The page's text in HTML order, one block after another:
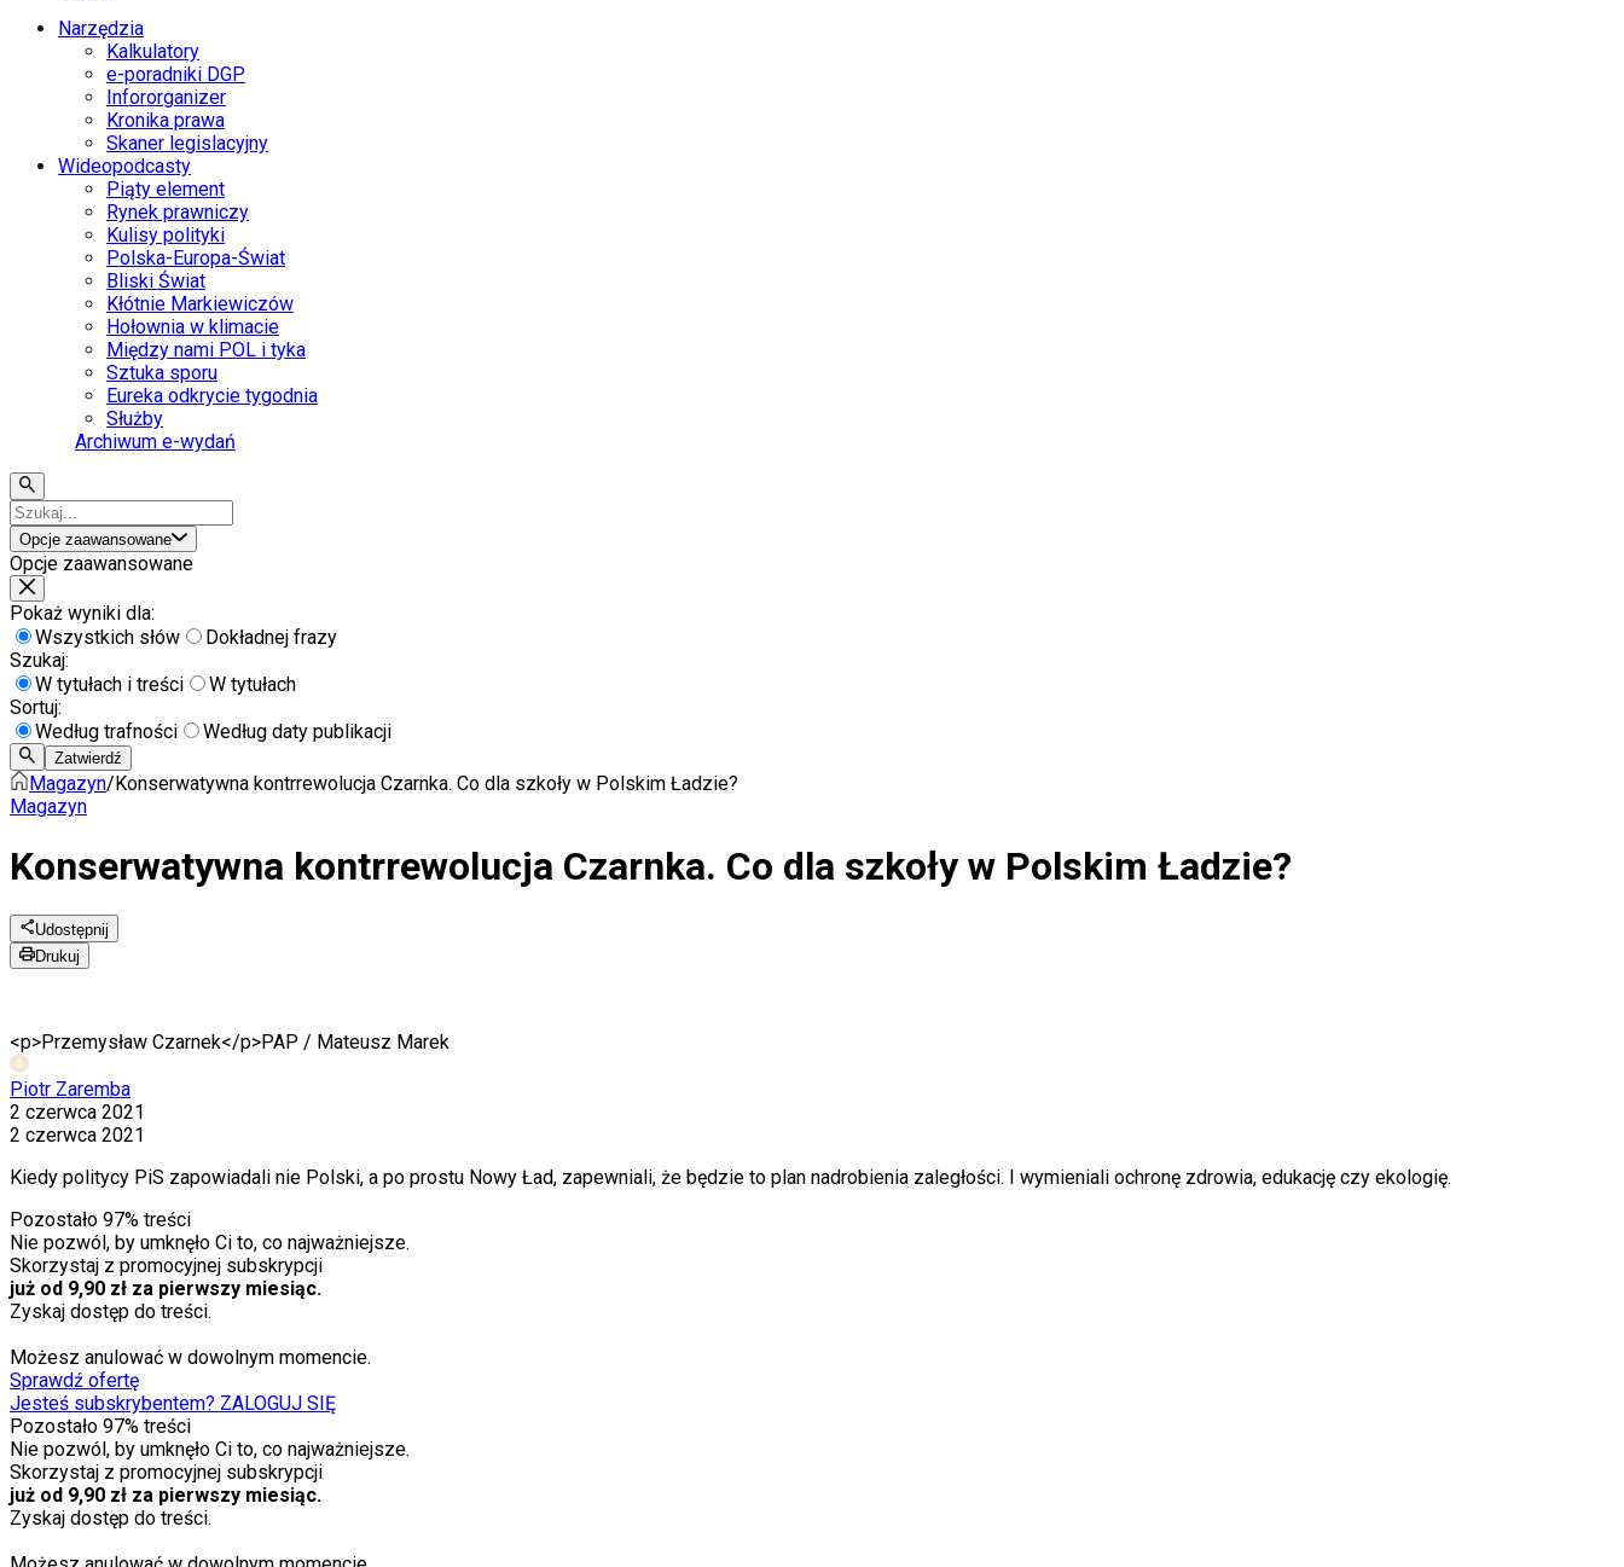
Narzędzia
Kalkulatory
e-poradniki DGP
Infororganizer
Kronika prawa
Skaner legislacyjny
Wideopodcasty
Piąty element
Rynek prawniczy
Kulisy polityki
Polska-Europa-Świat
Bliski Świat
Kłótnie Markiewiczów
Hołownia w klimacie
Między nami POL i tyka
Sztuka sporu
Eureka odkrycie tygodnia
Służby
Archiwum e-wydań
Opcje zaawansowane
Opcje zaawansowane
Pokaż wyniki dla:
Wszystkich słów
Dokładnej frazy
Szukaj:
W tytułach i treści
W tytułach
Sortuj:
Według trafności
Według daty publikacji
Zatwierdź
Magazyn/Konserwatywna kontrrewolucja Czarnka. Co dla szkoły w Polskim Ładzie?
Magazyn
Konserwatywna kontrrewolucja Czarnka. Co dla szkoły w Polskim Ładzie?
Udostępnij
Drukuj
<p>Przemysław Czarnek</p>PAP / Mateusz Marek
Piotr Zaremba
2 czerwca 2021
2 czerwca 2021
Kiedy politycy PiS zapowiadali nie Polski, a po prostu Nowy Ład, zapewniali, że będzie to plan nadrobienia zaległości. I wymieniali ochronę zdrowia, edukację czy ekologię.
Pozostało 97% treści
Nie pozwól, by umknęło Ci to, co najważniejsze.
Skorzystaj z promocyjnej subskrypcji
już od 9,90 zł za pierwszy miesiąc.
Zyskaj dostęp do treści.
Możesz anulować w dowolnym momencie.
Sprawdź ofertę
Jesteś subskrybentem? ZALOGUJ SIĘ
Pozostało 97% treści
Nie pozwól, by umknęło Ci to, co najważniejsze.
Skorzystaj z promocyjnej subskrypcji
już od 9,90 zł za pierwszy miesiąc.
Zyskaj dostęp do treści.